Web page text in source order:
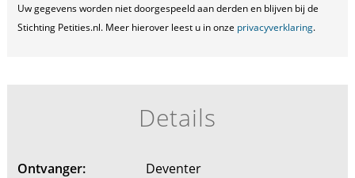
Uw gegevens worden niet doorgespeeld aan derden en blijven bij de
Stichting Petities.nl. Meer hierover leest u in onze privacyverklaring.
Details
Ontvanger: Deventer